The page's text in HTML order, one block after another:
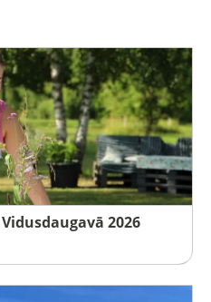
2026